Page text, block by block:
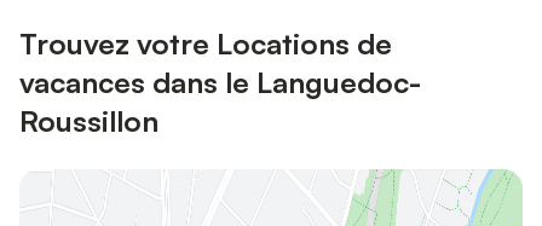
Trouvez votre Locations de
vacances dans le Languedoc-
Roussillon